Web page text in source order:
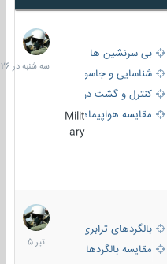
بی سرنشین ها
شناسایی و جاسوسی
کنترل و گشت دریایی
مقایسه هواپیماهاMilit
ary
سه
شنبه
در
بالگردهای ترابری
مقایسه بالگردها
22
تیر
1405